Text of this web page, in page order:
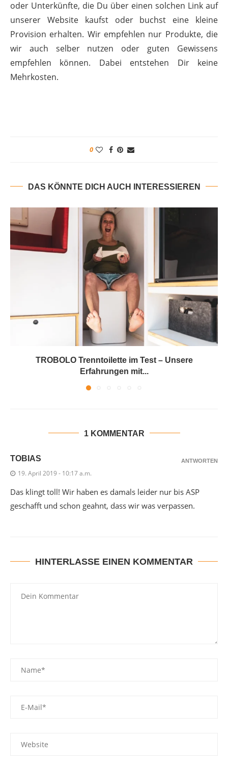
oder Unterkünfte, die Du über einen solchen Link auf
unserer Website kaufst oder buchst eine kleine
Provision erhalten. Wir empfehlen nur Produkte, die
wir auch selber nutzen oder guten Gewissens
empfehlen können. Dabei entstehen Dir keine
Mehrkosten.
0
DAS KÖNNTE DICH AUCH INTERESSIEREN
TROBOLO Trenntoilette im Test – Unsere
Erfahrungen mit...
1 KOMMENTAR
TOBIAS
19. April 2019 - 10:17 a.m.
Das klingt toll! Wir haben es damals leider nur bis ASP
geschafft und schon geahnt, dass wir was verpassen.
ANTWORTEN
HINTERLASSE EINEN KOMMENTAR